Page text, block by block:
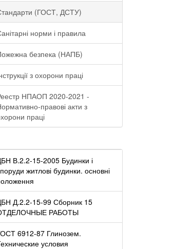
(ГОСТ, ДСТУ)
норми і правила
безпека (НАПБ)
з охорони праці
НПАОП 2020-2021 -
правові акти з
праці
В.2.2-15-2005 Будинки і
житлові будинки. основні
Д.2.2-15-99 Сборник 15
РАБОТЫ
6912-87 Глинозем.
условия